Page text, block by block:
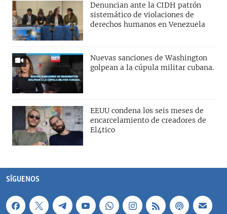
Denuncian ante la CIDH patrón
sistemático de violaciones de
derechos humanos en Venezuela
Nuevas sanciones de Washington
golpean a la cúpula militar cubana.
EEUU condena los seis meses de
encarcelamiento de creadores de
El4tico
SÍGUENOS